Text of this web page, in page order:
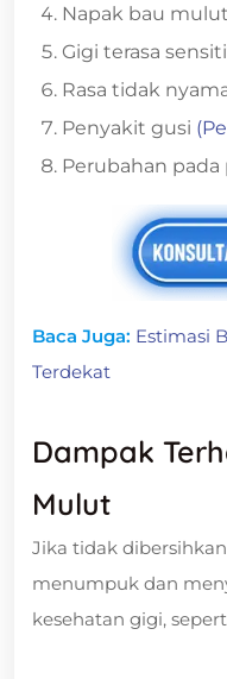
Napak bau
Gigi terasa
Rasa tidak
Penyakit gusi
Perubahan
Baca Juga: Estimasi
Terdekat
Dampak
Mulut
Jika tidak
menumpuk dan
kesehatan gigi,